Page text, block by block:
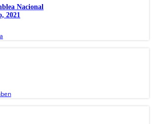
Nacional
2021